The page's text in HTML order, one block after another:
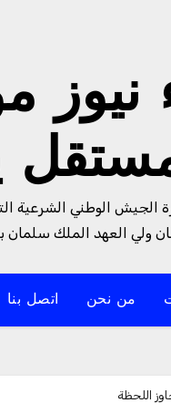
نيوز
الجيش الوطني الشرعية
ولي العهد الملك سلمان
من نحن اتصل بنا
اللحظة